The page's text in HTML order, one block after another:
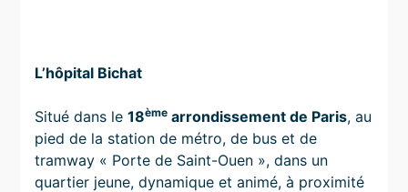
L’hôpital Bichat
Situé dans le18ème arrondissement de Paris, au
pied de la station de métro, de bus et de
tramway « Porte de Saint-Ouen », dans un
quartier jeune, dynamique et animé, à proximité